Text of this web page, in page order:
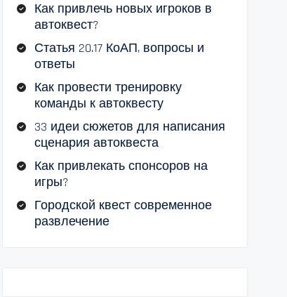
Как привлечь новых игроков в
автоквест?
Статья 20.17 КоАП, вопросы и
ответы
Как провести тренировку
команды к автоквесту
33 идеи сюжетов для написания
сценария автоквеста
Как привлекать спонсоров на
игры?
Городской квест современное
развлечение